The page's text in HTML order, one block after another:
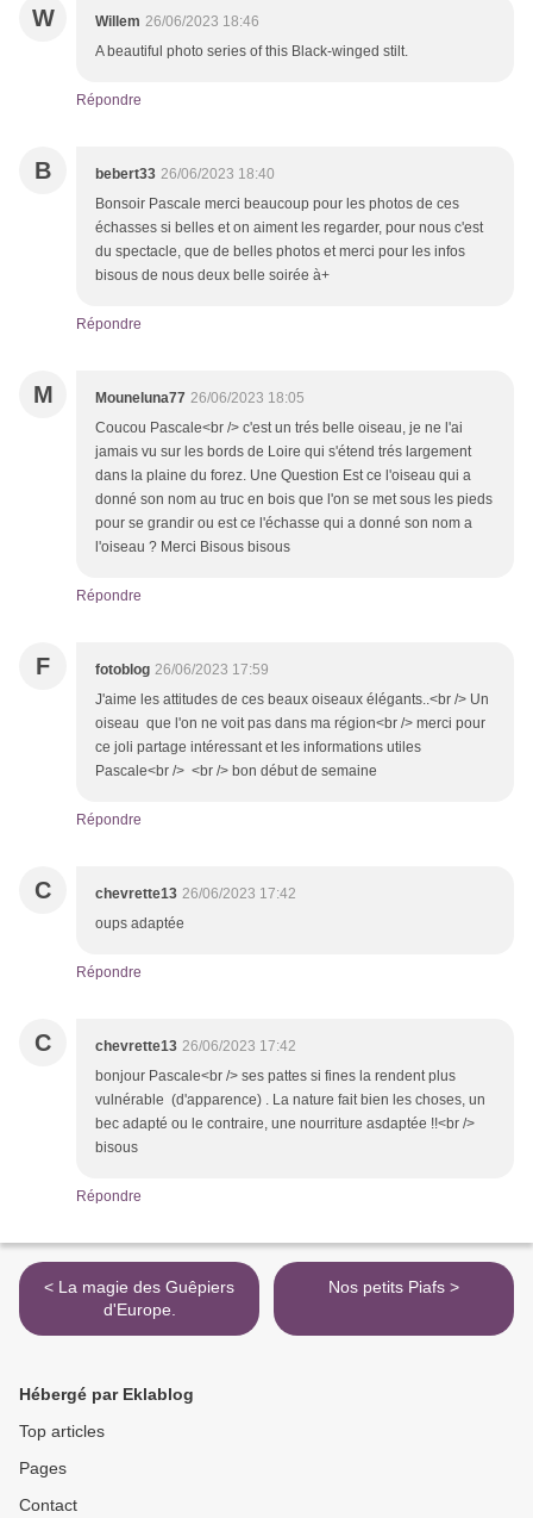
W Willem 26/06/2023 18:46
A beautiful photo series of this Black-winged stilt.
Répondre
B bebert33 26/06/2023 18:40
Bonsoir Pascale merci beaucoup pour les photos de ces
échasses si belles et on aiment les regarder, pour nous c'est
du spectacle, que de belles photos et merci pour les infos
bisous de nous deux belle soirée à+
Répondre
M Mouneluna77 26/06/2023 18:05
Coucou Pascale<br /> c'est un trés belle oiseau, je ne l'ai
jamais vu sur les bords de Loire qui s'étend trés largement
dans la plaine du forez. Une Question Est ce l'oiseau qui a
donné son nom au truc en bois que l'on se met sous les pieds
pour se grandir ou est ce l'échasse qui a donné son nom a
l'oiseau ? Merci Bisous bisous
Répondre
F fotoblog 26/06/2023 17:59
J'aime les attitudes de ces beaux oiseaux élégants..<br /> Un
oiseau que l'on ne voit pas dans ma région<br /> merci pour
ce joli partage intéressant et les informations utiles
Pascale<br /> <br /> bon début de semaine
Répondre
C chevrette13 26/06/2023 17:42
oups adaptée
Répondre
C chevrette13 26/06/2023 17:42
bonjour Pascale<br /> ses pattes si fines la rendent plus
vulnérable (d'apparence) . La nature fait bien les choses, un
bec adapté ou le contraire, une nourriture asdaptée !!<br />
bisous
Répondre
< La magie des Guêpiers
d'Europe.
Nos petits Piafs >
Hébergé par Eklablog
Top articles
Pages
Contact